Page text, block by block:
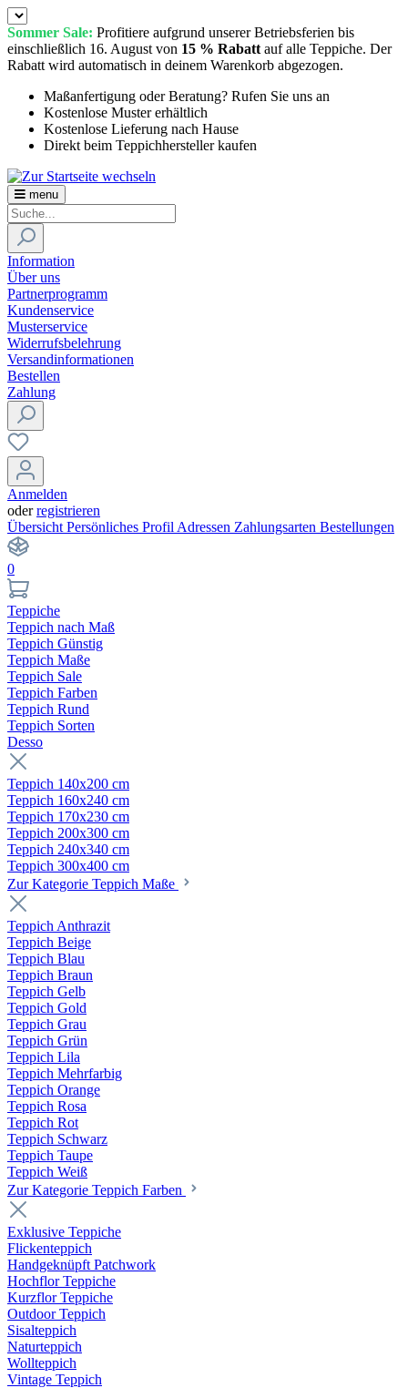
Sommer Sale: Profitiere aufgrund unserer Betriebsferien bis
einschließlich 16. August von 15 % Rabatt auf alle Teppiche. Der
Rabatt wird automatisch in deinem Warenkorb abgezogen.
Maßanfertigung oder Beratung? Rufen Sie uns an
Kostenlose Muster erhältlich
Kostenlose Lieferung nach Hause
Direkt beim Teppichhersteller kaufen
menu
Information
Über uns
Partnerprogramm
Kundenservice
Musterservice
Widerrufsbelehrung
Versandinformationen
Bestellen
Zahlung
Anmelden
oderregistrieren
Übersicht Persönliches Profil Adressen Zahlungsarten Bestellungen
0
Teppiche
Teppich nach Maß
Teppich Günstig
Teppich Maße
Teppich Sale
Teppich Farben
Teppich Rund
Teppich Sorten
Desso
Teppich 140x200 cm
Teppich 160x240 cm
Teppich 170x230 cm
Teppich 200x300 cm
Teppich 240x340 cm
Teppich 300x400 cm
Zur Kategorie Teppich Maße
Teppich Anthrazit
Teppich Beige
Teppich Blau
Teppich Braun
Teppich Gelb
Teppich Gold
Teppich Grau
Teppich Grün
Teppich Lila
Teppich Mehrfarbig
Teppich Orange
Teppich Rosa
Teppich Rot
Teppich Schwarz
Teppich Taupe
Teppich Weiß
Zur Kategorie Teppich Farben
Exklusive Teppiche
Flickenteppich
Handgeknüpft Patchwork
Hochflor Teppiche
Kurzflor Teppiche
Outdoor Teppich
Sisalteppich
Naturteppich
Wollteppich
Vintage Teppich